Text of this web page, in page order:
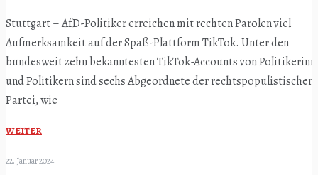
Stuttgart – AfD-Politiker erreichen mit rechten Parolen viel
Aufmerksamkeit auf der Spaß-Plattform TikTok. Unter den
bundesweit zehn bekanntesten TikTok-Accounts von
und Politikern sind sechs Abgeordnete der rechtspopulistischen
Partei, wie
WEITER
22. Januar 2024